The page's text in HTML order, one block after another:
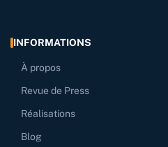
INFORMATIONS
À propos
Revue de Press
Réalisations
Blog